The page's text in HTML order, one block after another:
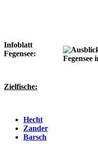
Infoblatt
Fegensee:
Zielfische:
Hecht
Zander
Barsch